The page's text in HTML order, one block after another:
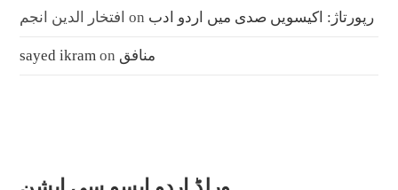
افتخار الدین انجم on رپورتاژ: اکیسویں صدی میں اردو ادب
sayed ikram on منافق